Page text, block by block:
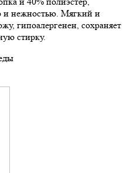
и нежностью. Мягкий и
гипоалергенен, сохраняет
стирку.